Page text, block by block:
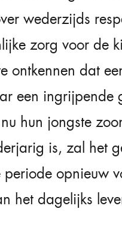
wederzijds
zorg voor de
ontkennen dat
een ingrijpende
hun jongste
is, zal het
periode opnieuw
het dagelijks